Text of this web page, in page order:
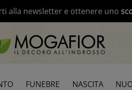
alla newsletter e ottenere uno
FUNEBRE NASCITA